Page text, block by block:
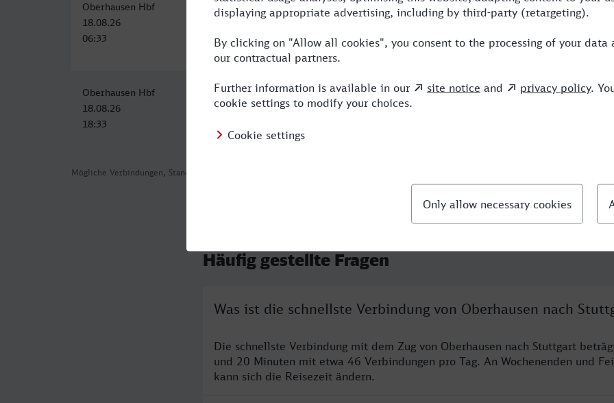
Mögliche Verbindungen, Stand: 2026-08-04 05:26
Oberhausen Hbf
18.08.26
06:33
Stuttgart Hbf
18.08.26
10:06
3:33 2 RE,NX,ICE
Oberhausen Hbf
18.08.26
18:33
Stuttgart Hbf
18.08.26
3:36 2 RE,NX,ICE
Häufig gestellte Fragen
Was ist die schnellste Verbindung von Oberhausen nach
Die schnellste Verbindung mit dem Zug von Oberhausen nach Stuttgart
und 20 Minuten mit etwa 46 Verbindungen pro Tag. An Wochenenden und
kann sich die Reisezeit ändern.